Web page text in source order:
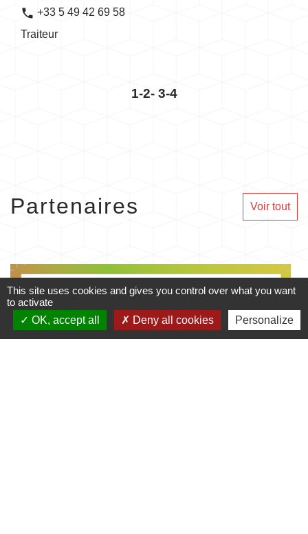
phone +33 5 49 42 69 58
Traiteur
1-2- 3-4
Partenaires Voir tout
This site uses cookies and gives you control over what you want
to activate
OK, accept all
Deny all cookies Personalize